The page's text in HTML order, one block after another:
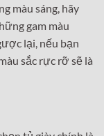
màu sáng, hãy
gam màu
lại, nếu bạn
sắc rực rỡ sẽ là